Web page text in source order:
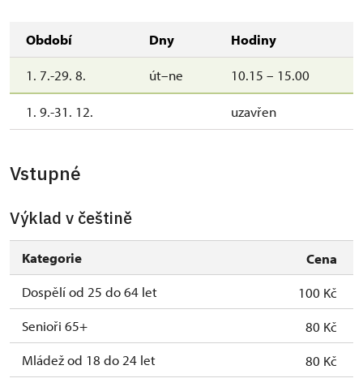
Období Dny Hodiny
1. 7.-29. 8. út–ne 10.15 – 15.00
1. 9.-31. 12. uzavřen
Vstupné
Výklad v češtině
Kategorie
Cena
Dospělí od 25 do 64 let
100 Kč
Senioři 65+
80 Kč
Mládež od 18 do 24 let
80 Kč